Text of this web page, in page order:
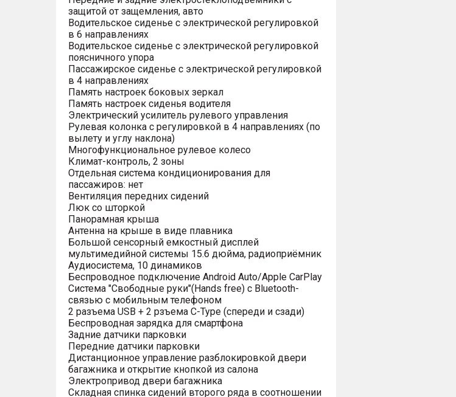
защитой от защемления, авто
Водительское сиденье с электрической регулировкой
в 6 направлениях
Водительское сиденье с электрической регулировкой
поясничного упора
Пассажирское сиденье с электрической регулировкой
в 4 направлениях
Память настроек боковых зеркал
Память настроек сиденья водителя
Электрический усилитель рулевого управления
Рулевая колонка с регулировкой в 4 направлениях (по
вылету и углу наклона)
Многофункциональное рулевое колесо
Климат-контроль, 2 зоны
Отдельная система кондиционирования для
пассажиров: нет
Вентиляция передних сидений
Люк со шторкой
Панорамная крыша
Антенна на крыше в виде плавника
Большой сенсорный емкостный дисплей
мультимедийной системы 15.6 дюйма, радиоприёмник
Аудиосистема, 10 динамиков
Беспроводное подключение Android Auto/Apple CarPlay
Система "Свободные руки"(Hands free) с Bluetooth-
связью с мобильным телефоном
2 разъема USB + 2 рзъема C-Type (спереди и сзади)
Беспроводная зарядка для смартфона
Задние датчики парковки
Передние датчики парковки
Дистанционное управление разблокировкой двери
багажника и открытие кнопкой из салона
Электропривод двери багажника
Складная спинка сидений второго ряда в соотношении